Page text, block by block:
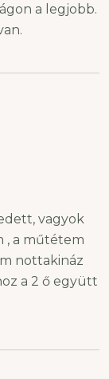
a legjobb.
vagyok
, a műtétem
nottakináz
a 2 ő együtt